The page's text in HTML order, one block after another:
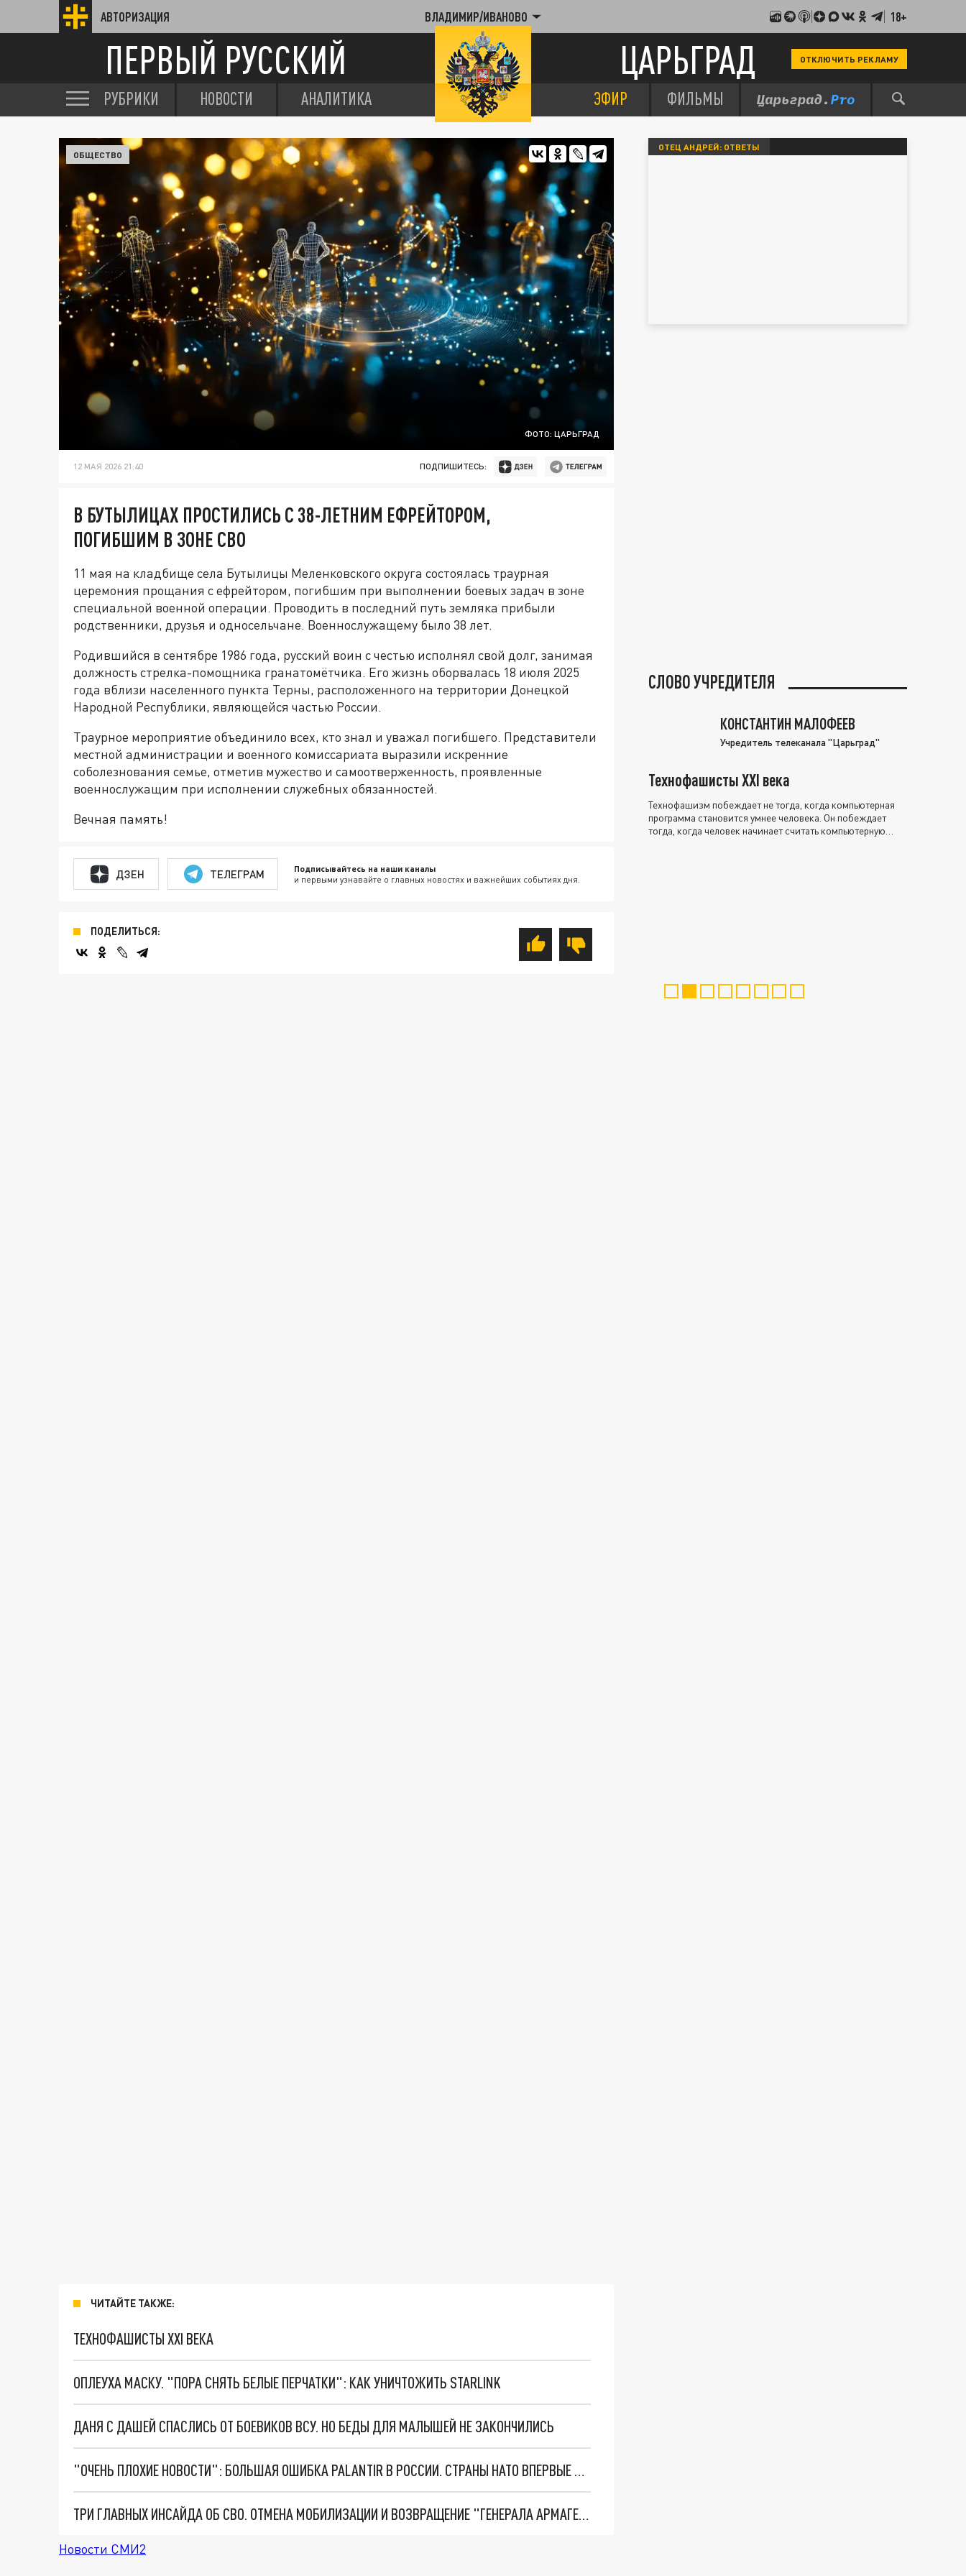
АВТОРИЗАЦИЯ ВЛАДИМИР/ИВАНОВО 18+
ПЕРВЫЙ РУССКИЙ ЦАРЬГРАД ОТКЛЮЧИТЬ РЕКЛАМУ
РУБРИКИ НОВОСТИ АНАЛИТИКА ЭФИР ФИЛЬМЫ
ФОТО: ЦАРЬГРАД
ОБЩЕСТВО
12 МАЯ 2026 21:40 ПОДПИШИТЕСЬ:
В БУТЫЛИЦАХ ПРОСТИЛИСЬ С 38-ЛЕТНИМ ЕФРЕЙТОРОМ,
ПОГИБШИМ В ЗОНЕ СВО
11 мая на кладбище села Бутылицы Меленковского округа состоялась траурная
церемония прощания с ефрейтором, погибшим при выполнении боевых задач в зоне
специальной военной операции. Проводить в последний путь земляка прибыли
родственники, друзья и односельчане. Военнослужащему было 38 лет.
Родившийся в сентябре 1986 года, русский воин с честью исполнял свой долг, занимая
должность стрелка-помощника гранатомётчика. Его жизнь оборвалась 18 июля 2025
года вблизи населенного пункта Терны, расположенного на территории Донецкой
Народной Республики, являющейся частью России.
Траурное мероприятие объединило всех, кто знал и уважал погибшего. Представители
местной администрации и военного комиссариата выразили искренние
соболезнования семье, отметив мужество и самоотверженность, проявленные
военнослужащим при исполнении служебных обязанностей.
Вечная память!
ДЗЕН ТЕЛЕГРАМ Подписывайтесь на наши каналы
и первыми узнавайте о главных новостях и важнейших событиях дня.
ПОДЕЛИТЬСЯ:
ЧИТАЙТЕ ТАКЖЕ:
ТЕХНОФАШИСТЫ XXI ВЕКА
ОПЛЕУХА МАСКУ. "ПОРА СНЯТЬ БЕЛЫЕ ПЕРЧАТКИ": КАК УНИЧТОЖИТЬ STARLINK
ДАНЯ С ДАШЕЙ СПАСЛИСЬ ОТ БОЕВИКОВ ВСУ. НО БЕДЫ ДЛЯ МАЛЫШЕЙ НЕ ЗАКОНЧИЛИСЬ
"ОЧЕНЬ ПЛОХИЕ НОВОСТИ": БОЛЬШАЯ ОШИБКА PALANTIR В РОССИИ. СТРАНЫ НАТО ВПЕРВЫЕ ЗА СВО ОСТАНОВИЛИ ПОСТАВКИ ОРУЖИЯ. ВСУ ТЕРЯЮТ ПРИГРАНИЧЬЕ?
ТРИ ГЛАВНЫХ ИНСАЙДА ОБ СВО. ОТМЕНА МОБИЛИЗАЦИИ И ВОЗВРАЩЕНИЕ "ГЕНЕРАЛА АРМАГЕДДОНА"? ОТЛИЧНЫЕ НОВОСТИ, КОТОРЫЕ ЖДАЛИ ВСЕ
Новости СМИ2
ОТЕЦ АНДРЕЙ: ОТВЕТЫ
СЛОВО УЧРЕДИТЕЛЯ
КОНСТАНТИН МАЛОФЕЕВ
Учредитель телеканала "Царьград"
Технофашисты XXI века
Технофашизм побеждает не тогда, когда компьютерная
программа становится умнее человека. Он побеждает
тогда, когда человек начинает считать компьютерную